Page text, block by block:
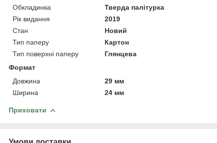
Обкладинка
Тверда палітурка
Рік видання
2019
Стан
Новий
Тип паперу
Картон
Тип поверхні паперу
Глянцева
Формат
Довжина
29 мм
Ширина
24 мм
Приховати